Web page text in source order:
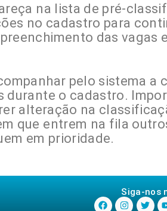
na lista de pré-
no cadastro para
das vagas
pelo sistema a
durante o cadastro.
alteração na
que entrem na fila
em prioridade.
Siga-nos